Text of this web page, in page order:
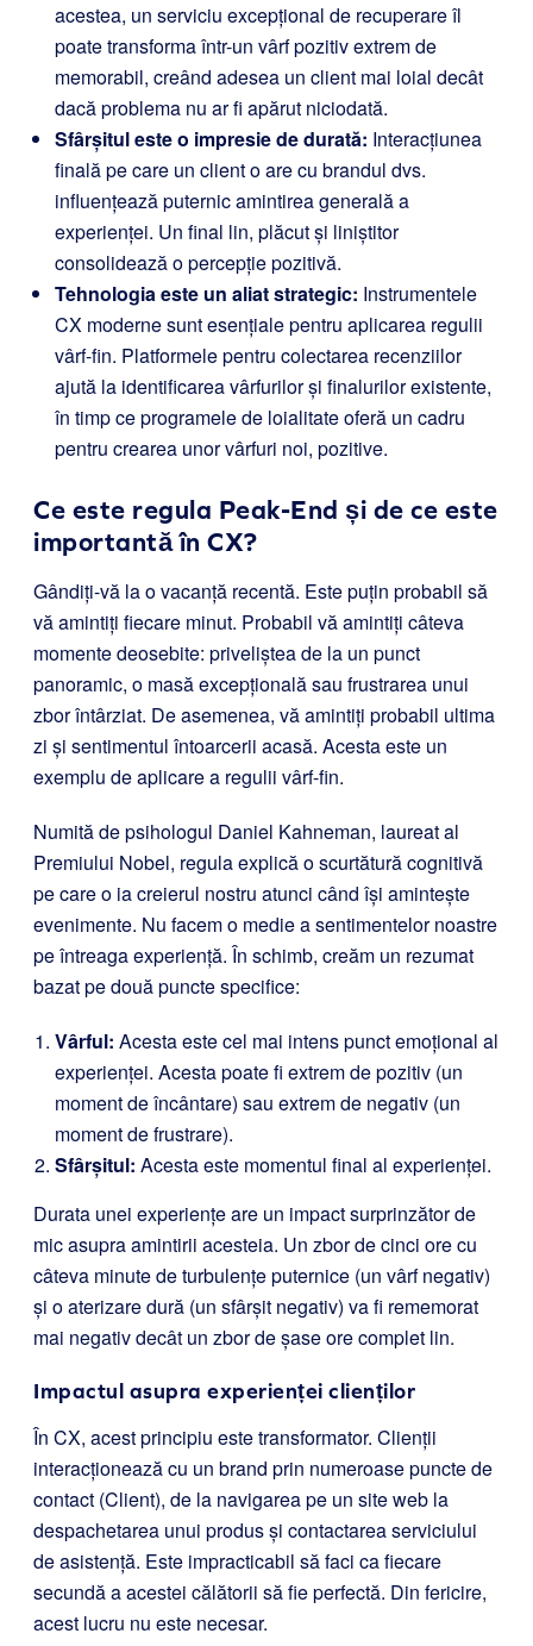
acestea, un serviciu excepțional de recuperare îl
poate transforma într-un vârf pozitiv extrem de
memorabil, creând adesea un client mai loial decât
dacă problema nu ar fi apărut niciodată.
Sfârșitul este o impresie de durată: Interacțiunea
finală pe care un client o are cu brandul dvs.
influențează puternic amintirea generală a
experienței. Un final lin, plăcut și liniștitor
consolidează o percepție pozitivă.
Tehnologia este un aliat strategic: Instrumentele
CX moderne sunt esențiale pentru aplicarea regulii
vârf-fin. Platformele pentru colectarea recenziilor
ajută la identificarea vârfurilor și finalurilor existente,
în timp ce programele de loialitate oferă un cadru
pentru crearea unor vârfuri noi, pozitive.
Ce este regula Peak-End și de ce este
importantă în CX?
Gândiți-vă la o vacanță recentă. Este puțin probabil să
vă amintiți fiecare minut. Probabil vă amintiți câteva
momente deosebite: priveliștea de la un punct
panoramic, o masă excepțională sau frustrarea unui
zbor întârziat. De asemenea, vă amintiți probabil ultima
zi și sentimentul întoarcerii acasă. Acesta este un
exemplu de aplicare a regulii vârf-fin.
Numită de psihologul Daniel Kahneman, laureat al
Premiului Nobel, regula explică o scurtătură cognitivă
pe care o ia creierul nostru atunci când își amintește
evenimente. Nu facem o medie a sentimentelor noastre
pe întreaga experiență. În schimb, creăm un rezumat
bazat pe două puncte specifice:
Vârful: Acesta este cel mai intens punct emoțional al
experienței. Acesta poate fi extrem de pozitiv (un
moment de încântare) sau extrem de negativ (un
moment de frustrare).
Sfârșitul: Acesta este momentul final al experienței.
Durata unei experiențe are un impact surprinzător de
mic asupra amintirii acesteia. Un zbor de cinci ore cu
câteva minute de turbulențe puternice (un vârf negativ)
și o aterizare dură (un sfârșit negativ) va fi rememorat
mai negativ decât un zbor de șase ore complet lin.
Impactul asupra experienței clienților
În CX, acest principiu este transformator. Clienții
interacționează cu un brand prin numeroase puncte de
contact (Client), de la navigarea pe un site web la
despachetarea unui produs și contactarea serviciului
de asistență. Este impracticabil să faci ca fiecare
secundă a acestei călătorii să fie perfectă. Din fericire,
acest lucru nu este necesar.